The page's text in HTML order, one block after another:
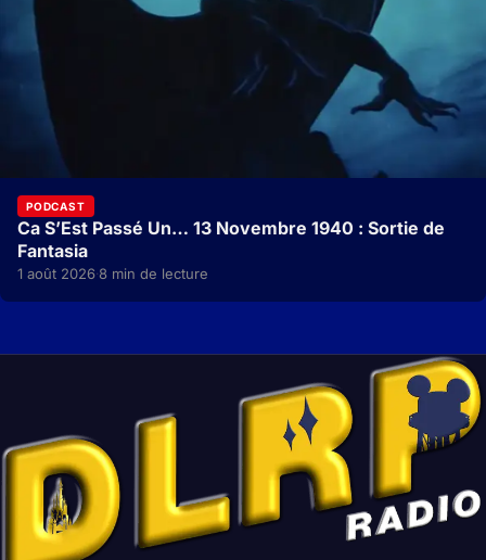
PODCAST
Ca S’Est Passé Un… 13 Novembre 1940 : Sortie de
Fantasia
1 août 2026·8 min de lecture